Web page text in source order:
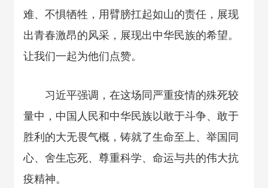
难、不惧牺牲，用臂膀扛起如山的责任，展现
出青春激昂的风采，展现出中华民族的希望。
让我们一起为他们点赞。
习近平强调，在这场同严重疫情的殊死较
量中，中国人民和中华民族以敢于斗争、敢于
胜利的大无畏气概，铸就了生命至上、举国同
心、舍生忘死、尊重科学、命运与共的伟大抗
疫精神。